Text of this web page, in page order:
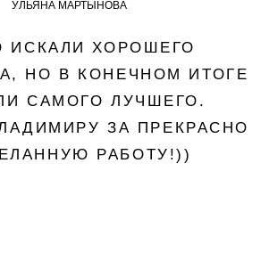
УЛЬЯНА МАРТЫНОВА
ИСКАЛИ ХОРОШЕГО
НО В КОНЕЧНОМ ИТОГЕ
САМОГО ЛУЧШЕГО.
ЗА ПРЕКРАСНО
РАБОТУ!))